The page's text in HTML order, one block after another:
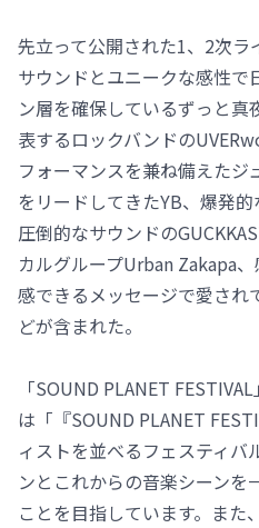
先立って公開された1、2次
サウンドとユニークな感性で
ン層を確保しているずっと
表するロックバンドの
フォーマンスを兼ね備えたジ
をリードしてきたYB、爆発
圧倒的なサウンドの
カルグループUrban Zakapa
感できるメッセージで愛され
どが含まれた。
「SOUND PLANET
は「『SOUND PLANET
ィストを並べるフェスティバ
ンとこれからの音楽シーンを
ことを目指しています。また